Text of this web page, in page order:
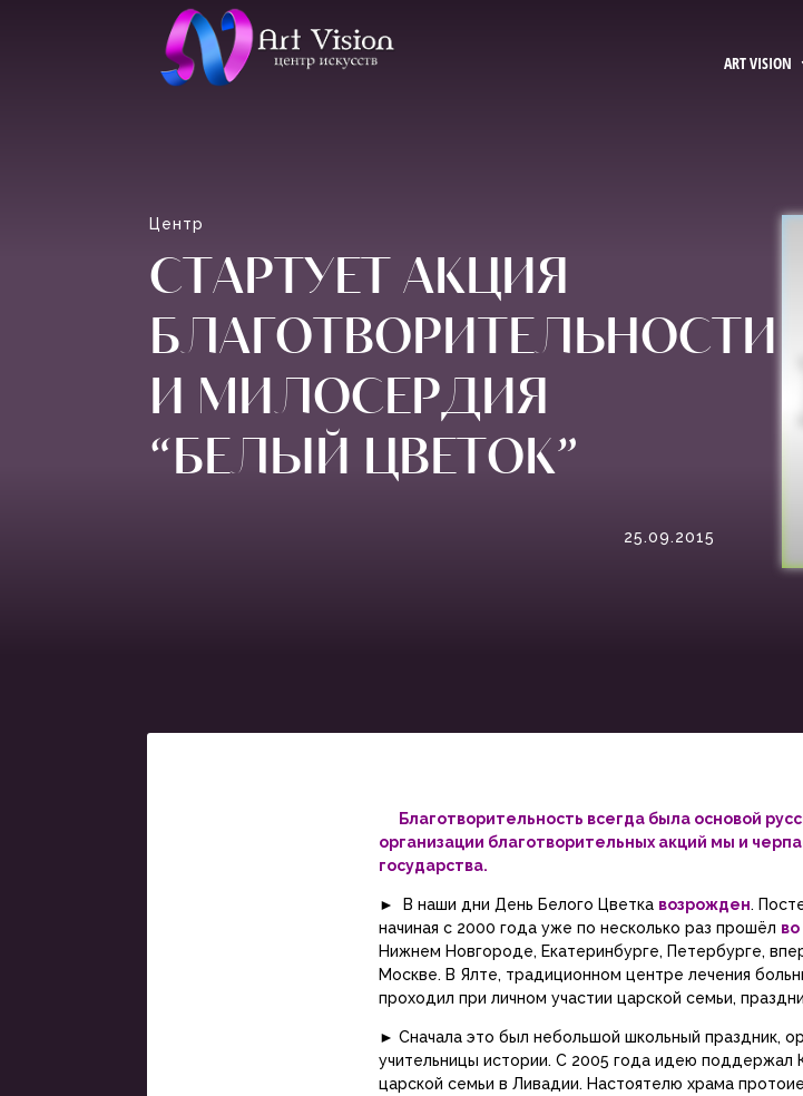
ART VISION
Центр
СТАРТУЕТ АКЦИЯ
БЛАГОТВОРИТЕЛЬНОСТИ
И МИЛОСЕРДИЯ
“БЕЛЫЙ ЦВЕТОК”
25.09.2015
Благотворительность всегда была основой
организации благотворительных акций мы и
государства.
► В наши дни День Белого Цветка возрожден.
начиная с 2000 года уже по несколько раз прошёл
Нижнем Новгороде, Екатеринбурге, Петербурге,
Москве. В Ялте, традиционном центре лечения
проходил при личном участии царской семьи,
► Сначала это был небольшой школьный праздник,
учительницы истории. С 2005 года идею
царской семьи в Ливадии. Настоятелю храма